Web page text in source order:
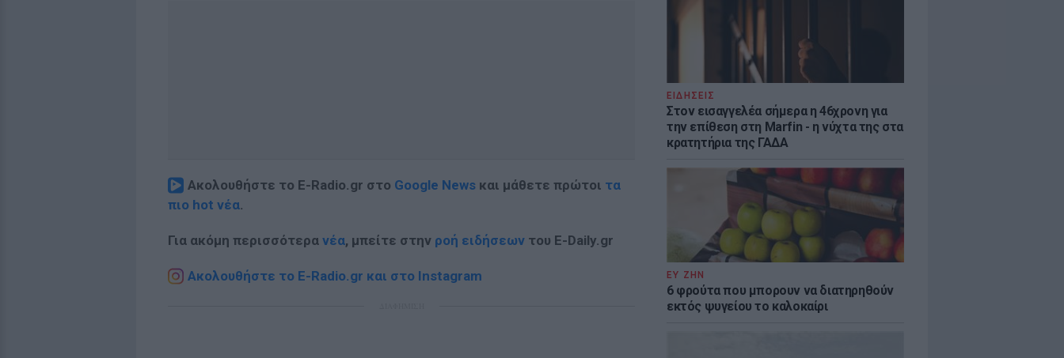
ΕΙΔΗΣΕΙΣ
Στον εισαγγελέα σήμερα η 46χρονη για
την επίθεση στη Marfin - η νύχτα της στα
κρατητήρια της ΓΑΔΑ
ΕΥ ΖΗΝ
6 φρούτα που μπορουν να διατηρηθούν
εκτός ψυγείου το καλοκαίρι
Ακολουθήστε το E-Radio.gr στο Google News και μάθετε πρώτοι τα
πιο hot νέα.
Για ακόμη περισσότερα νέα, μπείτε στην ροή ειδήσεων του E-Daily.gr
Ακολουθήστε το E-Radio.gr και στο Instagram